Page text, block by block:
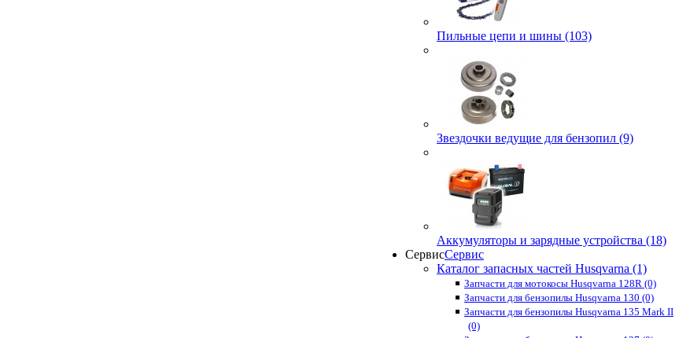
Пильные цепи и шины (103)
Звездочки ведущие для бензопил (9)
Аккумуляторы и зарядные устройства (18)
СервисСервис
Каталог запасных частей Husqvarna (1)
Запчасти для мотокосы Husqvarna 128R (0)
Запчасти для бензопилы Husqvarna 130 (0)
Запчасти для бензопилы Husqvarna 135 Mark II
(0)